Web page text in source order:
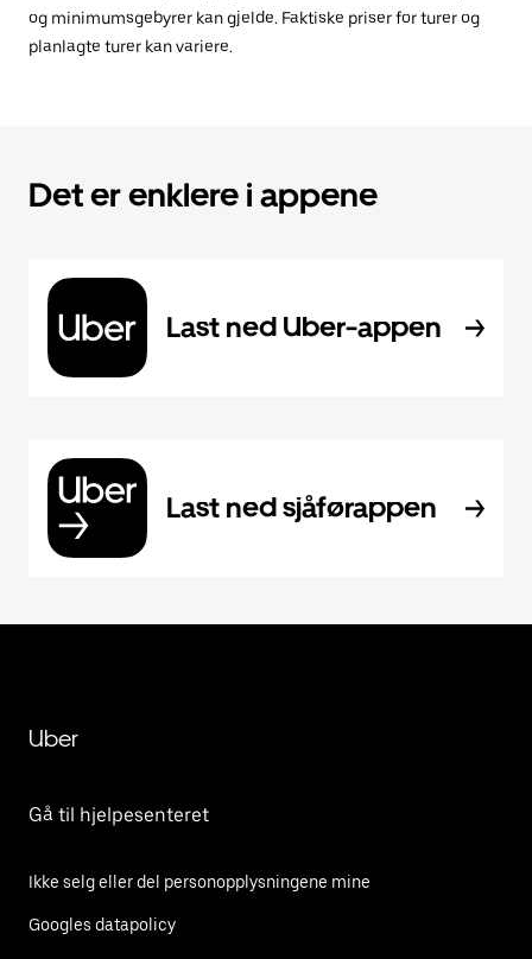
og minimumsgebyrer kan gjelde. Faktiske priser for turer og
planlagte turer kan variere.
Det er enklere i appene
Last ned Uber-appen
Last ned sjåførappen
Uber
Gå til hjelpesenteret
Ikke selg eller del personopplysningene mine
Googles datapolicy